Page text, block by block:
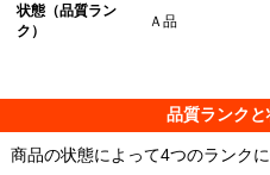
状態（品質ラン
ク）
Ａ品
品質ランク
商品の状態によって4つのランクに